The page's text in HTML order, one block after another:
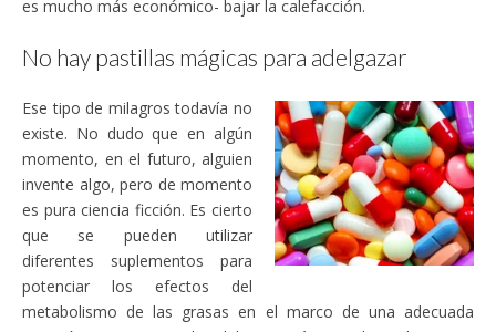
es mucho más económico- bajar la calefacción.
No hay pastillas mágicas para adelgazar
Ese tipo de milagros todavía no
existe. No dudo que en algún
momento, en el futuro, alguien
invente algo, pero de momento
es pura ciencia ficción. Es cierto
que se pueden utilizar
diferentes suplementos para
potenciar los efectos del
metabolismo de las grasas en el marco de una adecuada